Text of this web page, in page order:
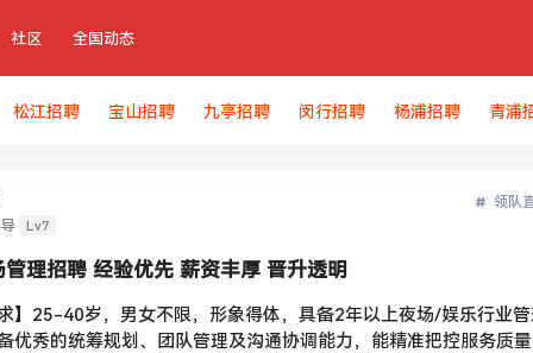
社区 全国动态
松江招聘 宝山招聘 九亭招聘 闵行招聘 杨浦招聘 青浦
Lv7
领队
管理招聘 经验优先 薪资丰厚 晋升透明
求】25-40岁，男女不限，形象得体，具备2年以上夜场/娱乐行业
优秀的统筹规划、团队管理及沟通协调能力，能精准把控服务质